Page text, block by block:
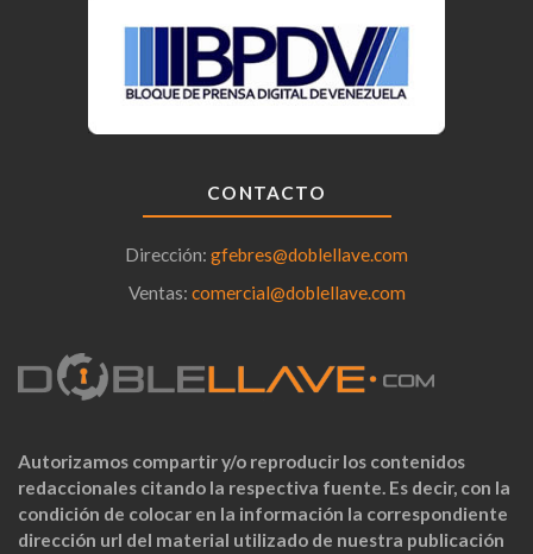
CONTACTO
Dirección: gfebres@doblellave.com
Ventas: comercial@doblellave.com
Autorizamos compartir y/o reproducir los contenidos
redaccionales citando la respectiva fuente. Es decir, con la
condición de colocar en la información la correspondiente
dirección url del material utilizado de nuestra publicación